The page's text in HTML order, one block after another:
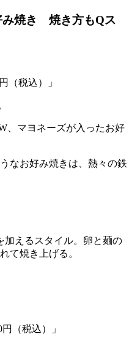
み焼き 焼き方もQス
（税込）」
、マヨネーズが入ったお好
なお好み焼きは、熱々の鉄
加えるスタイル。卵と麺の
て焼き上げる。
（税込）」